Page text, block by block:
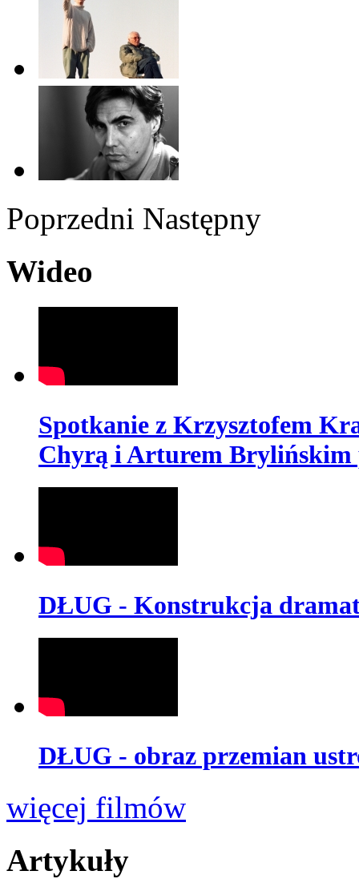
Poprzedni Następny
Wideo
Spotkanie z Krzysztofem
Chyrą i Arturem
DŁUG - Konstrukcja
DŁUG - obraz przemian
więcej filmów
Artykuły